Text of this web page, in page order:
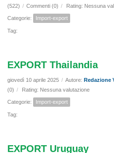
(522) / Commenti (0) / Rating: Nessuna
Categorie: Import-export
Tag:
EXPORT Thailandia
giovedì 10 aprile 2025 / Autore: Redazione
(0) / Rating: Nessuna valutazione
Categorie: Import-export
Tag:
EXPORT Uruguay